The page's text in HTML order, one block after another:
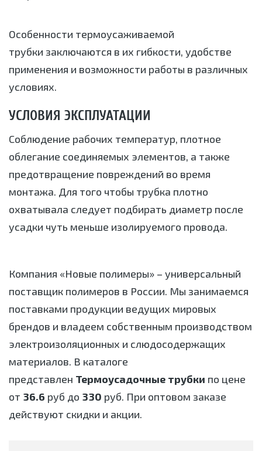
Особенности термоусаживаемой
трубки заключаются в их гибкости, удобстве
применения и возможности работы в различных
условиях.
УСЛОВИЯ ЭКСПЛУАТАЦИИ
Соблюдение рабочих температур, плотное
облегание соединяемых элементов, а также
предотвращение повреждений во время
монтажа. Для того чтобы трубка плотно
охватывала следует подбирать диаметр после
усадки чуть меньше изолируемого провода.
Компания «Новые полимеры» – универсальный
поставщик полимеров в России. Мы занимаемся
поставками продукции ведущих мировых
брендов и владеем собственным производством
электроизоляционных и слюдосодержащих
материалов. В каталоге
представлен Термоусадочные трубки по цене
от 36.6 руб до 330 руб. При оптовом заказе
действуют скидки и акции.